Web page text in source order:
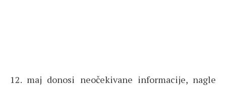
12. maj donosi neočekivane informacije, nagle